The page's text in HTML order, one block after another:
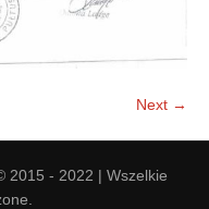
Next →
2015 - 2022 | Wszelkie